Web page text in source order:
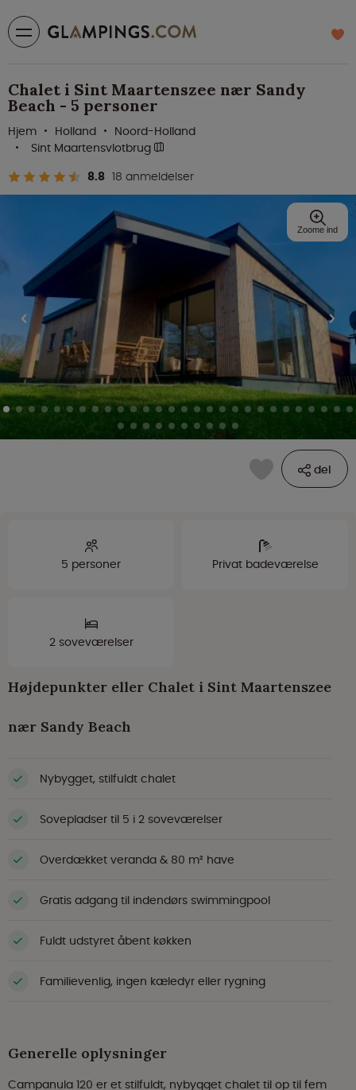
Chalet i Sint Maartenszee nær Sandy
Beach - 5 personer
8.8 18 anmeldelser
Hjem Holland
Noord-Holland
Sint Maartensvlotbrug
del
Zoome ind
5 personer Privat badeværelse
2 soveværelser
Højdepunkter eller Chalet i Sint Maartenszee
nær Sandy Beach
Nybygget, stilfuldt chalet
Sovepladser til 5 i 2 soveværelser
Overdækket veranda & 80 m² have
Gratis adgang til indendørs swimmingpool
Fuldt udstyret åbent køkken
Familievenlig, ingen kæledyr eller rygning
Generelle oplysninger
Campanula 120 er et stilfuldt, nybygget chalet til op til fem